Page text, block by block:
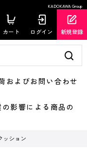
KADOKAWA Group
カート ログイン 新規登録
よびお問い合わせ
影響による商品の
ッション